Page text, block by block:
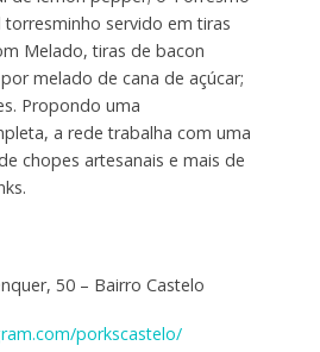
servido em tiras
Melado, tiras de bacon
melado de cana de açúcar;
Propondo uma
a rede trabalha com uma
chopes artesanais e mais de
50 – Bairro Castelo
porkscastelo/